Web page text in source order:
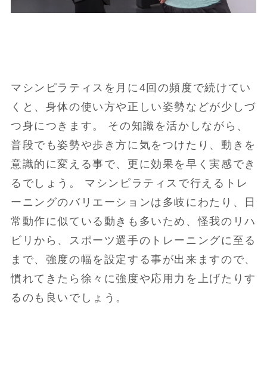
マシンピラティスを月に4回の頻度で続けてい
くと、身体の使い方や正しい姿勢などが少しづ
つ身につきます。 その知識を活かしながら、
普段でも姿勢や歩き方に気をつけたり、動きを
意識的に変える事で、更に効果を早く実感でき
るでしょう。 マシンピラティスで行えるトレ
ーニングのバリエーションは多岐にわたり、日
常動作に似ている動きも多いため、怪我のリハ
ビリから、スポーツ選手のトレーニングに至る
まで、強度の幅を設定する事が出来ますので、
慣れてきたら徐々に強度や応用力を上げたりす
るのも良いでしょう。